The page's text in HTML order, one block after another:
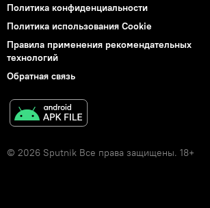
Политика конфиденциальности
Политика использования Cookie
Правила применения рекомендательных
технологий
Обратная связь
© 2026 Sputnik Все права защищены. 18+